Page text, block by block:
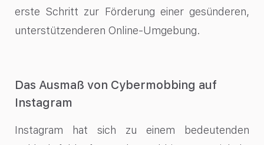
erste Schritt zur Förderung einer gesünderen,
unterstützenderen Online-Umgebung.
Das Ausmaß von Cybermobbing auf
Instagram
Instagram hat sich zu einem bedeutenden